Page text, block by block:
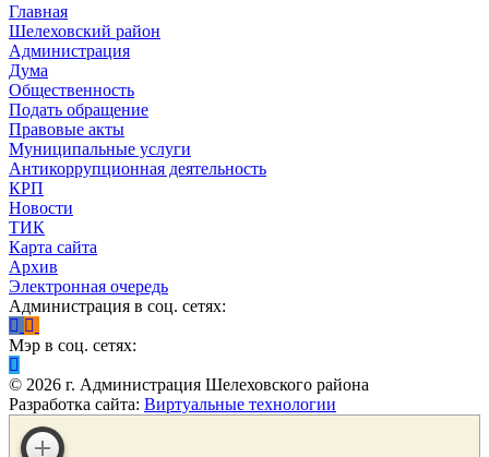
Главная
Шелеховский район
Администрация
Дума
Общественность
Подать обращение
Правовые акты
Муниципальные услуги
Антикоррупционная деятельность
КРП
Новости
ТИК
Карта сайта
Архив
Электронная очередь
Администрация в соц. сетях:
Мэр в соц. сетях:
© 2026 г. Администрация Шелеховского района
Разработка сайта: Виртуальные технологии